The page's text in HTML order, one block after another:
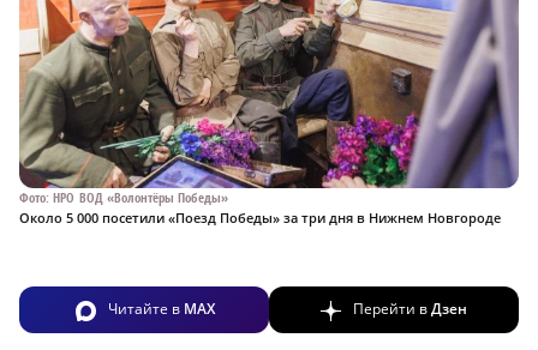
Фото: НРО ВОД «Волонтёры Победы»
Около 5 000 посетили «Поезд Победы» за три дня в Нижнем Новгороде
Читайте в MAX Перейти вДзен